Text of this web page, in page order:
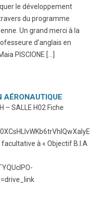
le développement
du programme
Un grand merci à la
d’anglais en
PISCIONE […]
AÉRONAUTIQUE
– SALLE H02 Fiche
à « Objectif B.I.A